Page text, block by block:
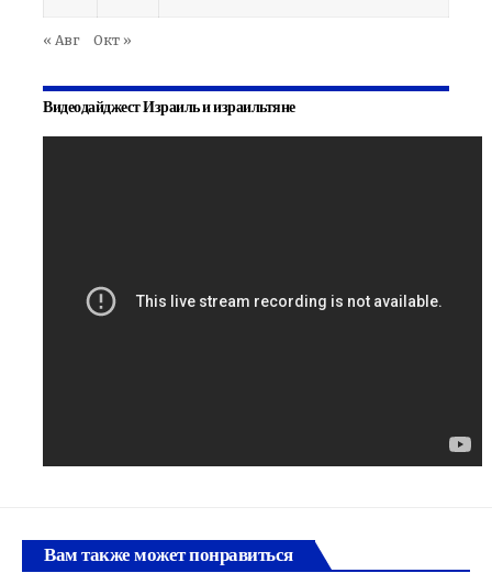
« Авг Окт »
Видеодайджест Израиль и израильтяне
Вам также может понравиться